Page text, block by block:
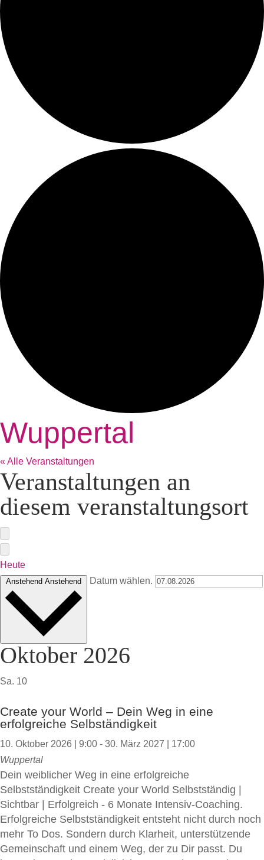
Wuppertal
« Alle Veranstaltungen
Veranstaltungen an
diesem veranstaltungsort
Heute
Anstehend Anstehend Datum wählen.
Oktober 2026
Sa. 10
Create your World – Dein Weg in eine
erfolgreiche Selbständigkeit
10. Oktober 2026 | 9:00 - 30. März 2027 | 17:00
Wuppertal
Dein weiblicher Weg in eine erfolgreiche
Selbstständigkeit Create your World Selbstständig |
Sichtbar | Erfolgreich - 6 Monate Intensiv-Coaching.
Erfolgreiche Selbstständigkeit entsteht nicht durch noch
mehr To Dos. Sondern durch Klarheit, unterstützende
Gemeinschaft und einem Weg, der zu Dir passt. Du